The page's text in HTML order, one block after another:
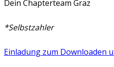
Dein Chapterteam Graz
*Selbstzahler
Einladung zum Downloaden